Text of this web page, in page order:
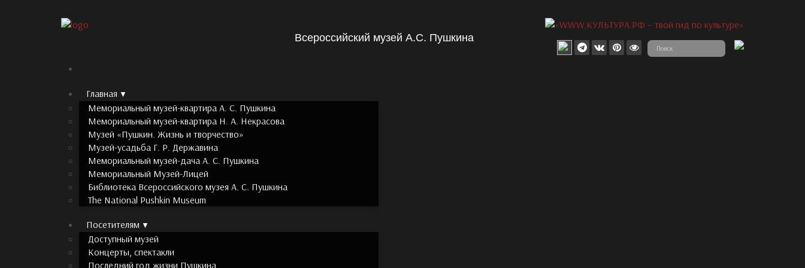
Всероссийский музей А.С. Пушкина
Главная
Мемориальный музей-квартира А. С. Пушкина
Мемориальный музей-квартира Н. А. Некрасова
Музей «Пушкин. Жизнь и творчество»
Музей-усадьба Г. Р. Державина
Мемориальный музей-дача А. С. Пушкина
Мемориальный Музей-Лицей
Библиотека Всероссийского музея А. С. Пушкина
The National Pushkin Museum
Посетителям
Доступный музей
Концерты, спектакли
Последний год жизни Пушкина